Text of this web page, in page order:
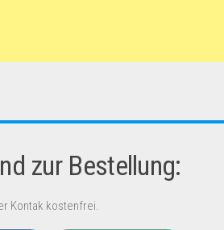
zur Bestellung:
Kontak kostenfrei.